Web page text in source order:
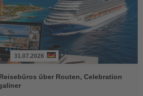
31.07.2026
über Routen, Celebration